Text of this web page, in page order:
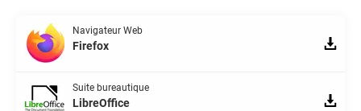
Navigateur Web
Firefox
Suite bureautique
LibreOffice